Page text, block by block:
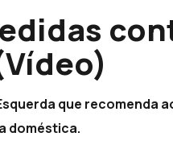
que recomenda
doméstica.